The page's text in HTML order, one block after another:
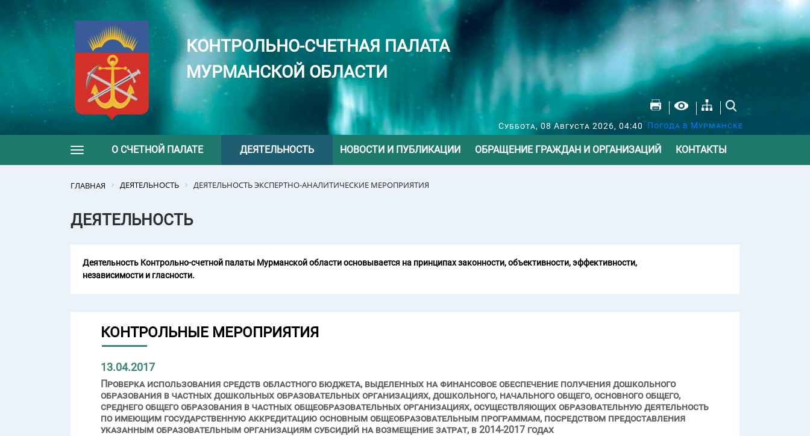
КОНТРОЛЬНО-СЧЕТНАЯ ПАЛАТА
МУРМАНСКОЙ ОБЛАСТИ
Суббота, 08 Августа 2026, 04:40 Погода в Мурманске
Toggle navigation
О СЧЕТНОЙ ПАЛАТЕ ДЕЯТЕЛЬНОСТЬ НОВОСТИ И ПУБЛИКАЦИИ ОБРАЩЕНИЕ ГРАЖДАН И ОРГАНИЗАЦИЙ КОНТАКТЫ
ГЛАВНАЯ ДЕЯТЕЛЬНОСТЬ ДЕЯТЕЛЬНОСТЬ ЭКСПЕРТНО-АНАЛИТИЧЕСКИЕ МЕРОПРИЯТИЯ
ДЕЯТЕЛЬНОСТЬ
Деятельность Контрольно-счетной палаты Мурманской области основывается на принципах законности, объективности, эффективности,
независимости и гласности.
КОНТРОЛЬНЫЕ МЕРОПРИЯТИЯ
13.04.2017
Проверка использования средств областного бюджета, выделенных на финансовое обеспечение получения дошкольного
образования в частных дошкольных образовательных организациях, дошкольного, начального общего, основного общего,
среднего общего образования в частных общеобразовательных организациях, осуществляющих образовательную деятельность
по имеющим государственную аккредитацию основным общеобразовательным программам, посредством предоставления
указанным образовательным организациям субсидий на возмещение затрат, в 2014-2017 годах